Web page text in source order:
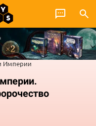
Империи